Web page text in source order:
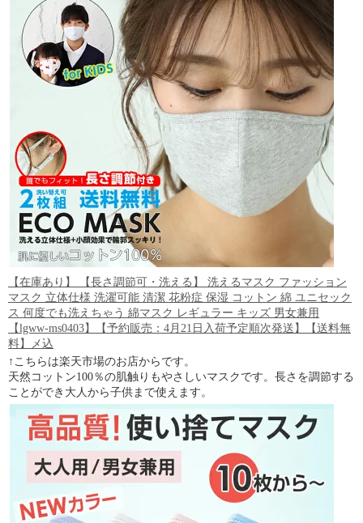
【在庫あり】 【長さ調節可・洗える】 洗えるマスク ファッション
マスク 立体仕様 洗濯可能 清潔 花粉症 保湿 コットン 綿 ユニセック
ス 何度でも洗えちゃう 綿マスク レギュラー キッズ 男女兼用
【lgww-ms0403】【予約販売：4月21日入荷予定順次発送】【送料無
料】メ込
↑こちらは楽天市場のお店からです。
天然コットン100％の肌触りもやさしいマスクです。長さを調節する
ことができ大人から子供まで使えます。